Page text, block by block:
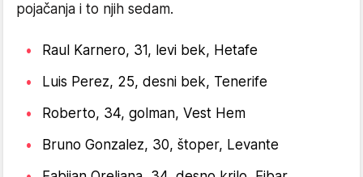
pojačanja i to njih sedam.
Raul Karnero, 31, levi bek, Hetafe
Luis Perez, 25, desni bek, Tenerife
Roberto, 34, golman, Vest Hem
Bruno Gonzalez, 30, štoper, Levante